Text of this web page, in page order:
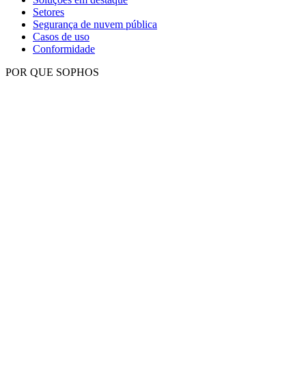
Setores
Segurança de nuvem pública
Casos de uso
Conformidade
POR QUE SOPHOS